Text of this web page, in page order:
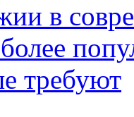
в
более
требуют